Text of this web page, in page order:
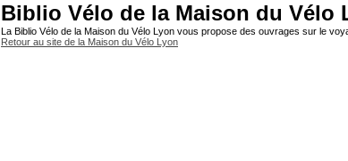
Biblio Vélo de la Maison du Vélo
La Biblio Vélo de la Maison du Vélo Lyon vous propose des ouvrages sur le
Retour au site de la Maison du Vélo Lyon